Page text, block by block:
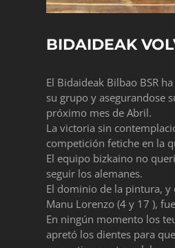
BIDAIDEAK
El Bidaideak Bilbao BSR
su grupo y asegurandose
próximo mes de Abril.
La victoria sin
competición fetiche en la
El equipo bizkaino no
seguir los alemanes.
El dominio de la pintura, y
Manu Lorenzo (4 y 17 ),
En ningún momento los
apretó los dientes para